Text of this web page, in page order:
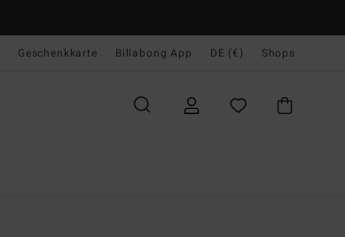
Geschenkkarte Billabong App DE (€) Shops